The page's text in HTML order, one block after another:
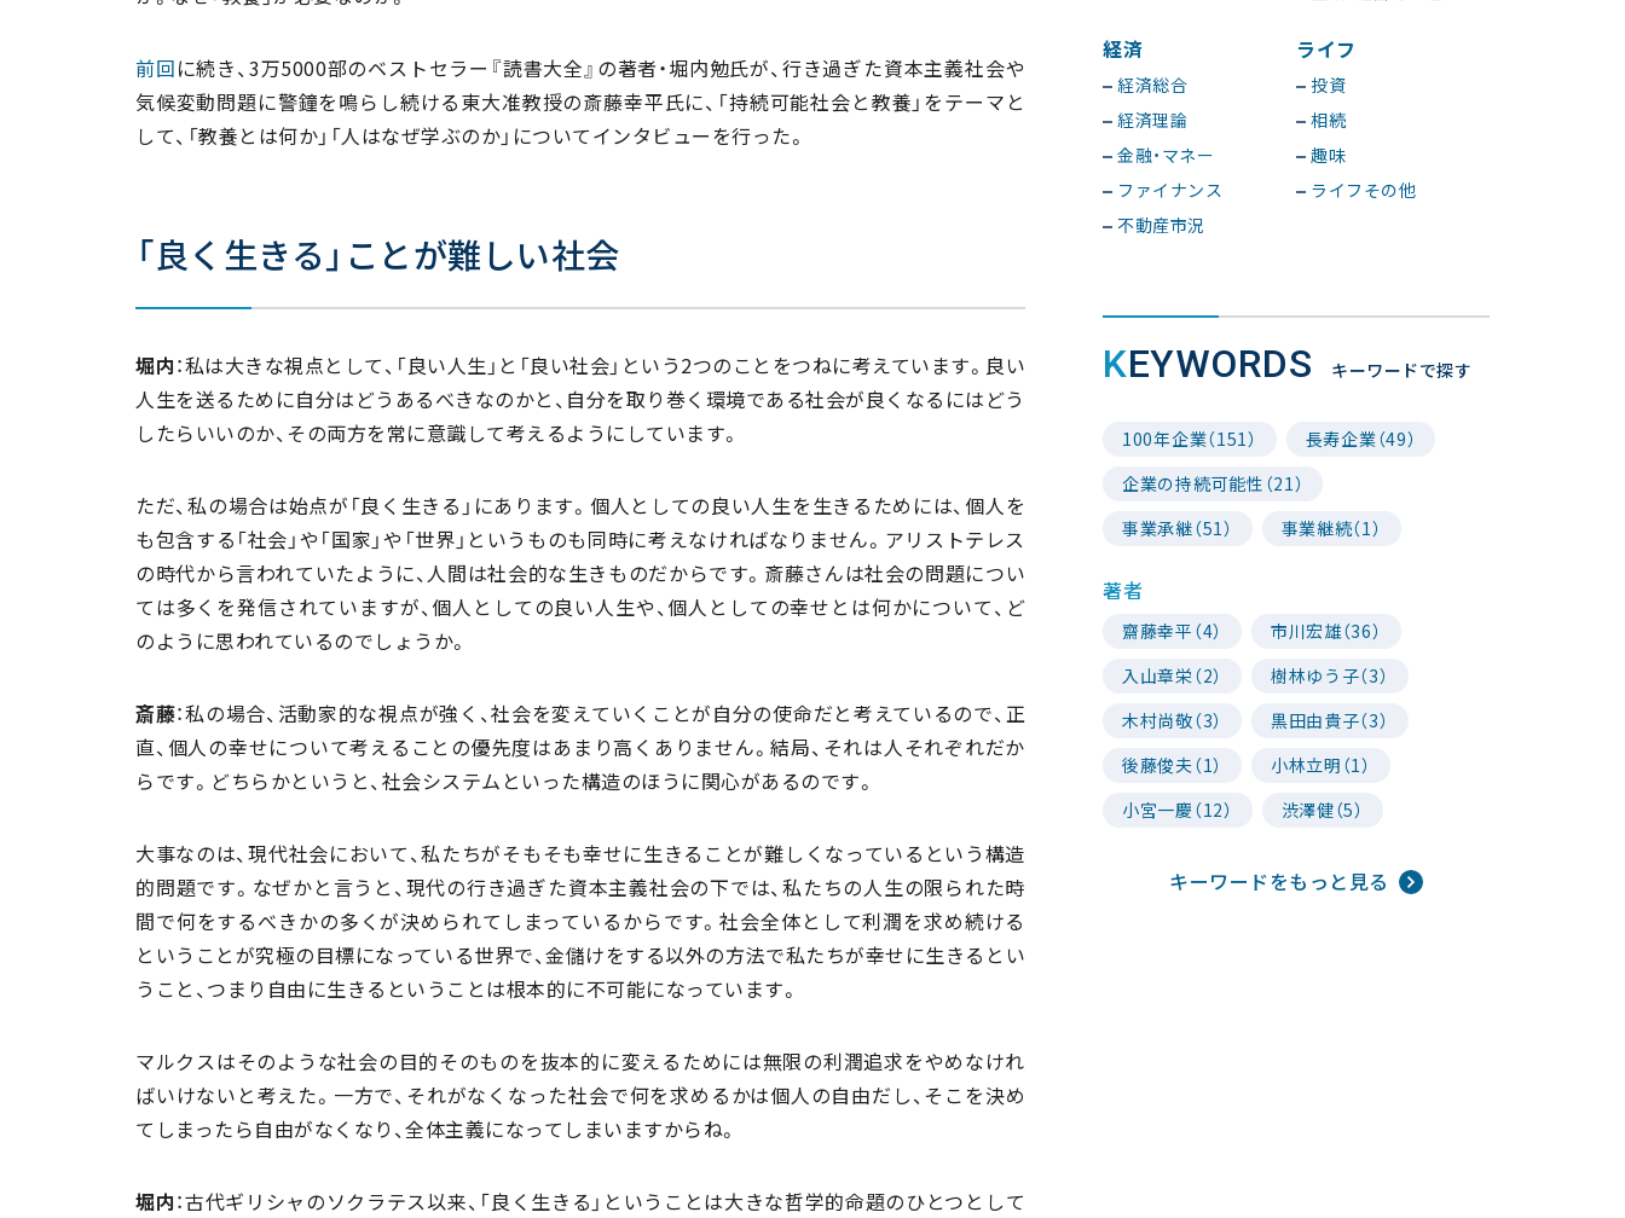
前回に続き、3万5000部のベストセラー『読書大全』の著者・堀内勉氏が、行き過ぎた資本主義社会や
気候変動問題に警鐘を鳴らし続ける東大准教授の斎藤幸平氏に、「持続可能社会と教養」をテーマと
して、「教養とは何か」「人はなぜ学ぶのか」についてインタビューを行った。
「良く生きる」ことが難しい社会
堀内：私は大きな視点として、「良い人生」と「良い社会」という2つのことをつねに考えています。良い
人生を送るために自分はどうあるべきなのかと、自分を取り巻く環境である社会が良くなるにはどう
したらいいのか、その両方を常に意識して考えるようにしています。
ただ、私の場合は始点が「良く生きる」にあります。個人としての良い人生を生きるためには、個人を
も包含する「社会」や「国家」や「世界」というものも同時に考えなければなりません。アリストテレス
の時代から言われていたように、人間は社会的な生きものだからです。斎藤さんは社会の問題につい
ては多くを発信されていますが、個人としての良い人生や、個人としての幸せとは何かについて、ど
のように思われているのでしょうか。
斎藤：私の場合、活動家的な視点が強く、社会を変えていくことが自分の使命だと考えているので、正
直、個人の幸せについて考えることの優先度はあまり高くありません。結局、それは人それぞれだか
らです。どちらかというと、社会システムといった構造のほうに関心があるのです。
大事なのは、現代社会において、私たちがそもそも幸せに生きることが難しくなっているという構造
的問題です。なぜかと言うと、現代の行き過ぎた資本主義社会の下では、私たちの人生の限られた時
間で何をするべきかの多くが決められてしまっているからです。社会全体として利潤を求め続ける
ということが究極の目標になっている世界で、金儲けをする以外の方法で私たちが幸せに生きるとい
うこと、つまり自由に生きるということは根本的に不可能になっています。
マルクスはそのような社会の目的そのものを抜本的に変えるためには無限の利潤追求をやめなけれ
ばいけないと考えた。一方で、それがなくなった社会で何を求めるかは個人の自由だし、そこを決め
てしまったら自由がなくなり、全体主義になってしまいますからね。
堀内：古代ギリシャのソクラテス以来、「良く生きる」ということは大きな哲学的命題のひとつとして
経済
経済総合
経済理論
金融・マネー
ファイナンス
不動産市況
ライフ
投資
相続
趣味
ライフその他
KEYWORDS キーワードで探す
100年企業（151）
長寿企業（49）
企業の持続可能性（21）
事業承継（51）
事業継続（1）
著者
齋藤幸平（4）
市川宏雄（36）
入山章栄（2）
樹林ゆう子（3）
木村尚敬（3）
黒田由貴子（3）
後藤俊夫（1）
小林立明（1）
小宮一慶（12）
渋澤健（5）
キーワードをもっと見る